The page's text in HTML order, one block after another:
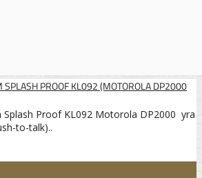
SPLASH PROOF KL092 (MOTOROLA DP2000
Splash Proof KL092 Motorola DP2000 yra
to-talk)..